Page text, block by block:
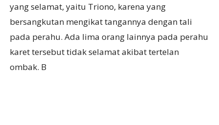
yang selamat, yaitu Triono, karena yang
bersangkutan mengikat tangannya dengan tali
pada perahu. Ada lima orang lainnya pada perahu
karet tersebut tidak selamat akibat tertelan
ombak. B